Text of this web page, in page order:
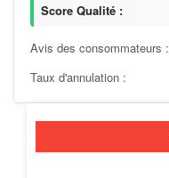
Score Qualité :
Avis des consommateurs :
Taux d'annulation :